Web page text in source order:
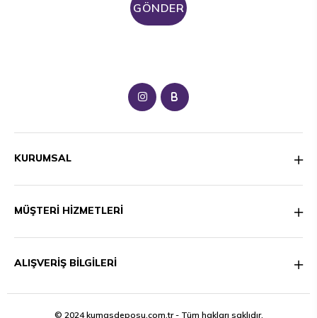
GÖNDER
B
KURUMSAL
MÜŞTERİ HİZMETLERİ
ALIŞVERİŞ BİLGİLERİ
© 2024 kumasdeposu.com.tr - Tüm hakları saklıdır.